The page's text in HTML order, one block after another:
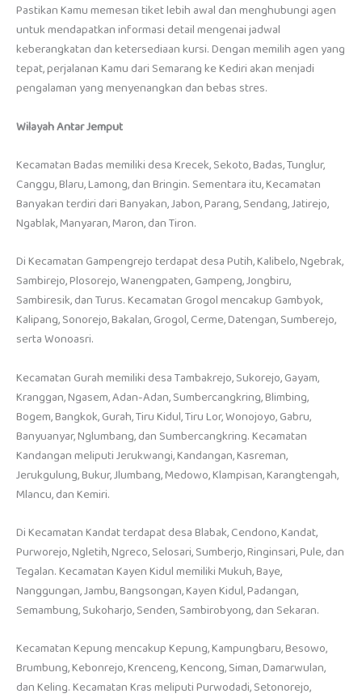
Pastikan Kamu memesan tiket lebih awal dan menghubungi agen
untuk mendapatkan informasi detail mengenai jadwal
keberangkatan dan ketersediaan kursi. Dengan memilih agen yang
tepat, perjalanan Kamu dari Semarang ke Kediri akan menjadi
pengalaman yang menyenangkan dan bebas stres.
Wilayah Antar Jemput
Kecamatan Badas memiliki desa Krecek, Sekoto, Badas, Tunglur,
Canggu, Blaru, Lamong, dan Bringin. Sementara itu, Kecamatan
Banyakan terdiri dari Banyakan, Jabon, Parang, Sendang, Jatirejo,
Ngablak, Manyaran, Maron, dan Tiron.
Di Kecamatan Gampengrejo terdapat desa Putih, Kalibelo, Ngebrak,
Sambirejo, Plosorejo, Wanengpaten, Gampeng, Jongbiru,
Sambiresik, dan Turus. Kecamatan Grogol mencakup Gambyok,
Kalipang, Sonorejo, Bakalan, Grogol, Cerme, Datengan, Sumberejo,
serta Wonoasri.
Kecamatan Gurah memiliki desa Tambakrejo, Sukorejo, Gayam,
Kranggan, Ngasem, Adan-Adan, Sumbercangkring, Blimbing,
Bogem, Bangkok, Gurah, Tiru Kidul, Tiru Lor, Wonojoyo, Gabru,
Banyuanyar, Nglumbang, dan Sumbercangkring. Kecamatan
Kandangan meliputi Jerukwangi, Kandangan, Kasreman,
Jerukgulung, Bukur, Jlumbang, Medowo, Klampisan, Karangtengah,
Mlancu, dan Kemiri.
Di Kecamatan Kandat terdapat desa Blabak, Cendono, Kandat,
Purworejo, Ngletih, Ngreco, Selosari, Sumberjo, Ringinsari, Pule, dan
Tegalan. Kecamatan Kayen Kidul memiliki Mukuh, Baye,
Nanggungan, Jambu, Bangsongan, Kayen Kidul, Padangan,
Semambung, Sukoharjo, Senden, Sambirobyong, dan Sekaran.
Kecamatan Kepung mencakup Kepung, Kampungbaru, Besowo,
Brumbung, Kebonrejo, Krenceng, Kencong, Siman, Damarwulan,
dan Keling. Kecamatan Kras meliputi Purwodadi, Setonorejo,